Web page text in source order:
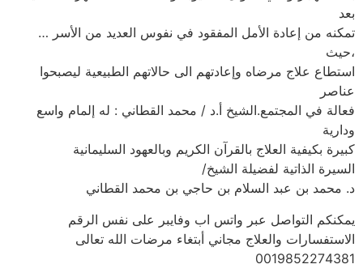
بعد
تمكنه من إعادة الأمل المفقود في نفوس العديد من الأسر …
،حيث
استطاع علاج مرضاه وإعادتهم الى حالاتهم الطبيعية ليصبحوا
عناصر
فعالة في المجتمع.الشيخ أ.د / محمد القطاني : له إلمام واسع
ودارية
كبيرة بكيفية العلاج بالقرآن الكريم وبالعهود السليمانية
السيرة الذاتية لفضيلة الشيخ/
د. محمد بن عبد السلام بن حاجي بن محمد القطاني
يمكنكم التواصل عبر واتس اب وفايبر على نفس الرقم
الاستفسارات والعلاج مجاني أبتغاء مرضات الله تعالى
0019852274381